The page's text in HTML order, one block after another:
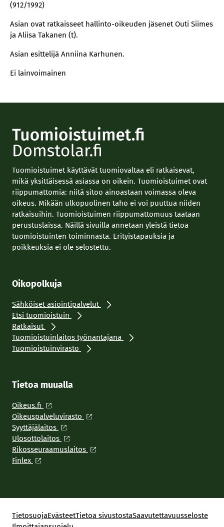
(912/1992)
Asian ovat ratkaisseet hallinto-oikeuden jäsenet Outi Siimes
ja Aliisa Takanen (t).
Asian esittelijä Anniina Karhunen.
Ei lainvoimainen
Tuomioistuimet käyttävät tuomiovaltaa eli ratkaisevat,
mikä yksittäisessä asiassa on oikein. Tuomioistuimet ovat
riippumattomia: niitä sitoo ainoastaan voimassa oleva
oikeus. Mikään ulkopuolinen taho ei voi puuttua niiden
ratkaisuihin. Tuomioistuimen riippumattomuus taataan
perustuslaissa. Näillä sivuilla annetaan yleistä tietoa
tuomioistuinten toiminnasta. Erityistapauksia ja
poikkeuksia ei ole selostettu.
Oikopolkuja
Sähköiset asiointipalvelut
Etsi tuomioistuin
Ratkaisut
Tuomioistuinlaitos työnantajana
Tuomioistuinvirasto
Tietoa muualla
Oikeus.fi
Oikeuspalveluvirasto
Syyttäjälaitos
Ulosottolaitos
Rikosseuraamuslaitos
Finlex
TietosuojaEvästeetTietoa sivustostaSaavutettavuusseloste